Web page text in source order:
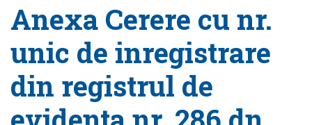
Anexa Cerere cu nr.
unic de inregistrare
din registrul de